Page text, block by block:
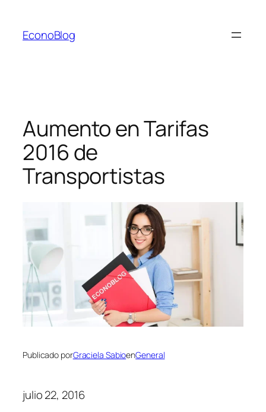
contenido
EconoBlog
Aumento en Tarifas
2016 de
Transportistas
Publicado porGraciela SabioenGeneral
julio 22, 2016